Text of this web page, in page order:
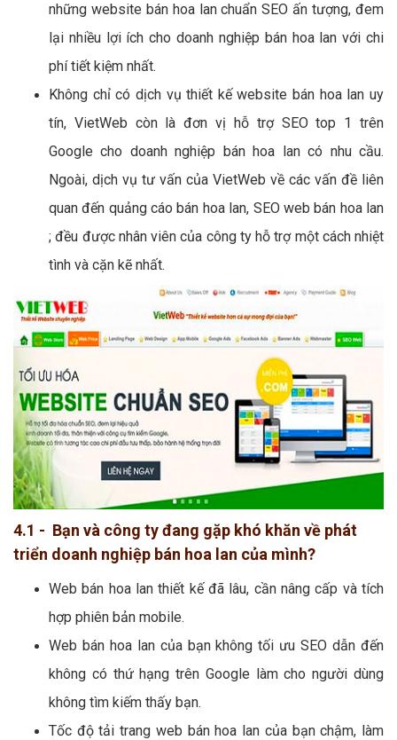
những website bán hoa lan chuẩn SEO ấn tượng, đem
lại nhiều lợi ích cho doanh nghiệp bán hoa lan với chi
phí tiết kiệm nhất.
Không chỉ có dịch vụ thiết kế website bán hoa lan uy
tín, VietWeb còn là đơn vị hỗ trợ SEO top 1 trên
Google cho doanh nghiệp bán hoa lan có nhu cầu.
Ngoài, dịch vụ tư vấn của VietWeb về các vấn đề liên
quan đến quảng cáo bán hoa lan, SEO web bán hoa lan
; đều được nhân viên của công ty hỗ trợ một cách nhiệt
tình và cặn kẽ nhất.
4.1 - Bạn và công ty đang gặp khó khăn về phát
triển doanh nghiệp bán hoa lan của mình?
Web bán hoa lan thiết kế đã lâu, cần nâng cấp và tích
hợp phiên bản mobile.
Web bán hoa lan của bạn không tối ưu SEO dẫn đến
không có thứ hạng trên Google làm cho người dùng
không tìm kiếm thấy bạn.
Tốc độ tải trang web bán hoa lan của bạn chậm, làm